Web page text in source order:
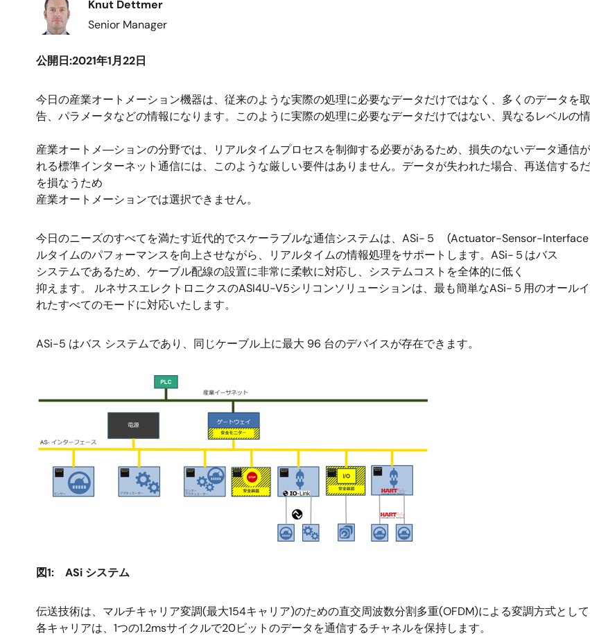
像
Knut Dettmer
Senior Manager
公開日:2021年1月22日
今日の産業オートメーション機器は、従来のような実際の処理に必要なデータだけではなく、多くのデータを
告、パラメータなどの情報になります。このように実際の処理に必要なデータだけではない、異なるレベルの
産業オートメ―ションの分野では、リアルタイムプロセスを制御する必要があるため、損失のないデータ通信
れる標準インターネット通信には、このような厳しい要件はありません。データが失われた場合、再送信する
を損なうため
産業オートメーションでは選択できません。
今日のニーズのすべてを満たす近代的でスケーラブルな通信システムは、ASi-５ (Actuator-Sensor-
ルタイムのパフォーマンスを向上させながら、リアルタイムの情報処理をサポートします。ASi-５はバス
システムであるため、ケーブル配線の設置に非常に柔軟に対応し、システムコストを全体的に低く
抑えます。 ルネサスエレクトロニクスのASI4U-V5シリコンソリューションは、最も簡単なASi-５用のオール
れたすべてのモードに対応いたします。
ASi-5 はバス システムであり、同じケーブル上に最大 96 台のデバイスが存在できます。
像
図1: ASi システム
伝送技術は、マルチキャリア変調(最大154キャリア)のための直交周波数分割多重(OFDM)による変調方式とし
各キャリアは、1つの1.2msサイクルで20ビットのデータを通信するチャネルを保持します。